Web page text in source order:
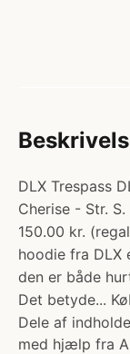
DLX Trespass
Cherise - Str.
150.00 kr.
hoodie fra
den er både
Det betyde...
Dele af
med hjælp fra